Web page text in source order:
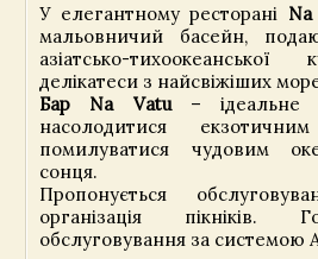
У елегантному ресторані
мальовничий басейн,
азіатсько-
делікатеси з найсвіжіших
Бар Na Vatu– ідеальне
насолодитися
помилуватися чудовим
сонця.
Пропонується
організація пікніків.
обслуговування за системою